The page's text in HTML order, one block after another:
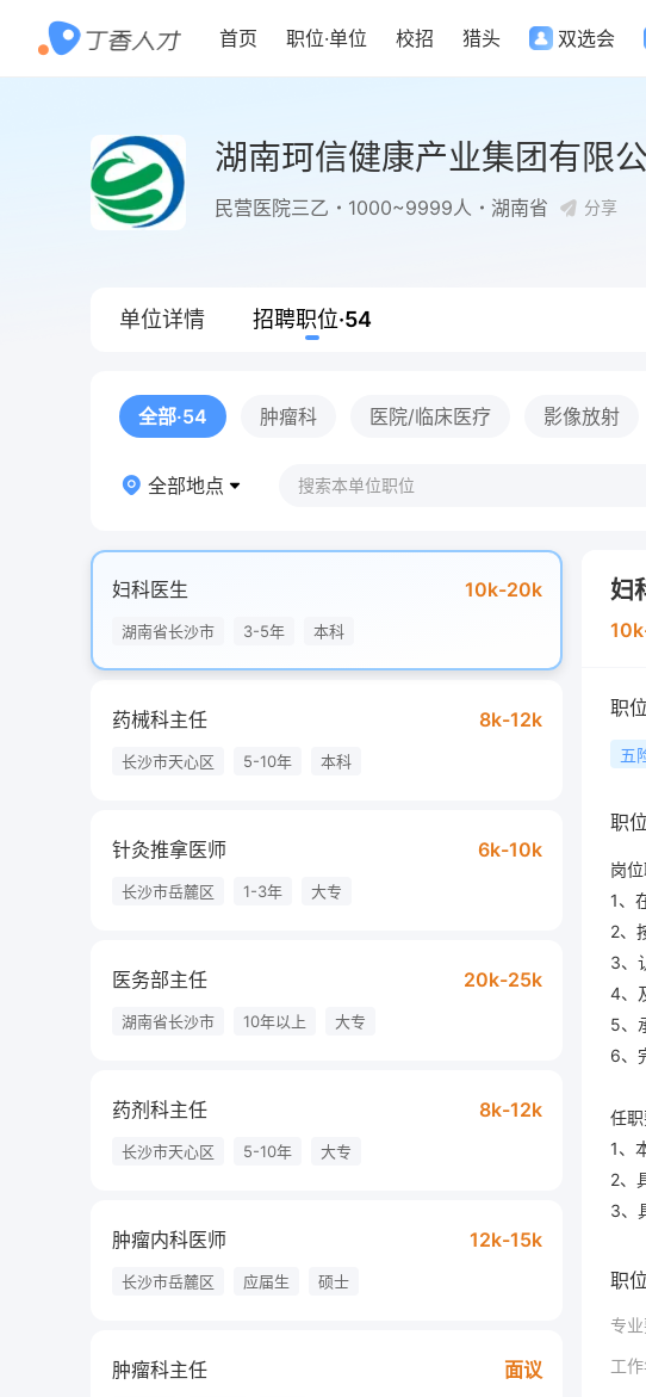
首页 职位·单位 校招 猎头 双选会
湖南珂信健康产业集团有限
民营医院三乙 1000~9999人 湖南省 分享
单位详情 招聘职位·54
全部·54 肿瘤科 医院/临床医疗 影像放射
全部地点
妇科医生 10k-20k
湖南省长沙市 3-5年 本科
药械科主任 8k-12k
长沙市天心区 5-10年 本科
针灸推拿医师 6k-10k
长沙市岳麓区 1-3年 大专
医务部主任 20k-25k
湖南省长沙市 10年以上 大专
药剂科主任 8k-12k
长沙市天心区 5-10年 大专
肿瘤内科医师 12k-15k
长沙市岳麓区 应届生 硕士
肿瘤科主任 面议
妇
职
五
职
岗位
1、
2、
3、
4、
5、
6、
任职
1、
2、
3、
职
专
工